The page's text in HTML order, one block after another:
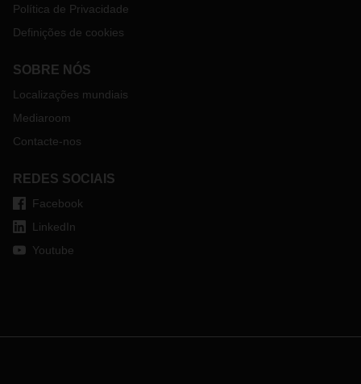
Política de Privacidade
Definições de cookies
SOBRE NÓS
Localizações mundiais
Mediaroom
Contacte-nos
REDES SOCIAIS
Facebook
LinkedIn
Youtube